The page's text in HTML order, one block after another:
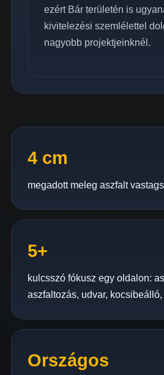
ezért Bár területén is
kivitelezési szemlélettel
nagyobb projektjeinknél.
4 cm
megadott meleg aszfalt
5+
kulcsszó fókusz egy oldalon:
aszfaltozás, udvar, kocsibeálló,
Országos